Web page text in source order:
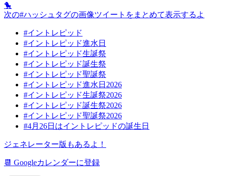
🐤
次の#ハッシュタグの画像ツイートをまとめて表示するよ
#イントレピッド
#イントレピッド進水日
#イントレピッド生誕祭
#イントレピッド誕生祭
#イントレピッド聖誕祭
#イントレピッド進水日2026
#イントレピッド生誕祭2026
#イントレピッド誕生祭2026
#イントレピッド聖誕祭2026
#4月26日はイントレピッドの誕生日
ジェネレーター版もあるよ！
📆 Googleカレンダーに登録